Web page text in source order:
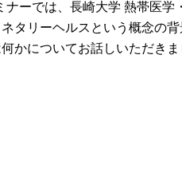
ナーでは、長崎大学 熱帯医
タリーヘルスという概念の
かについてお話しいただきま